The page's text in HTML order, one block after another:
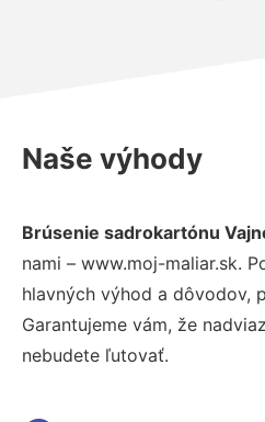
Naše výhody
Brúsenie sadrokartónu
nami – www.moj-maliar.sk.
hlavných výhod a dôvodov,
Garantujeme vám, že
nebudete ľutovať.